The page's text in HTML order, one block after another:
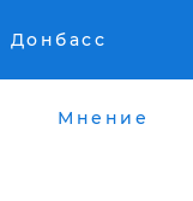
Донбасс
Мнение